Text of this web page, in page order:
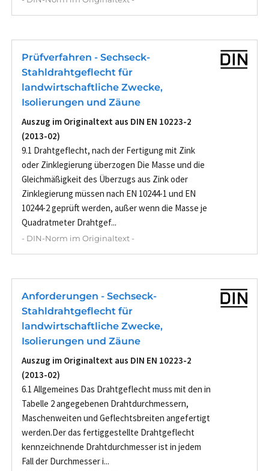
Prüfverfahren - Sechseck-
Stahldrahtgeflecht für
landwirtschaftliche Zwecke,
Isolierungen und Zäune
Auszug im Originaltext aus DIN EN 10223-2
(2013-02)
9.1 Drahtgeflecht, nach der Fertigung mit Zink
oder Zinklegierung überzogen Die Masse und die
Gleichmäßigkeit des Überzugs aus Zink oder
Zinklegierung müssen nach EN 10244-1 und EN
10244-2 geprüft werden, außer wenn die Masse je
Quadratmeter Drahtgef...
- DIN-Norm im Originaltext -
Anforderungen - Sechseck-
Stahldrahtgeflecht für
landwirtschaftliche Zwecke,
Isolierungen und Zäune
Auszug im Originaltext aus DIN EN 10223-2
(2013-02)
6.1 Allgemeines Das Drahtgeflecht muss mit den in
Tabelle 2 angegebenen Drahtdurchmessern,
Maschenweiten und Geflechtsbreiten angefertigt
werden.Der das fertiggestellte Drahtgeflecht
kennzeichnende Drahtdurchmesser ist in jedem
Fall der Durchmesser i...